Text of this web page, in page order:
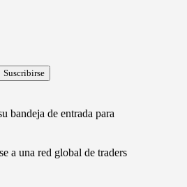
Suscribirse
bandeja de entrada para
a una red global de traders